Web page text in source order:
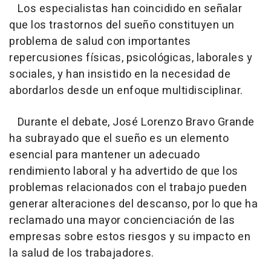
Los especialistas han coincidido en señalar
que los trastornos del sueño constituyen un
problema de salud con importantes
repercusiones físicas, psicológicas, laborales y
sociales, y han insistido en la necesidad de
abordarlos desde un enfoque multidisciplinar.
Durante el debate, José Lorenzo Bravo Grande
ha subrayado que el sueño es un elemento
esencial para mantener un adecuado
rendimiento laboral y ha advertido de que los
problemas relacionados con el trabajo pueden
generar alteraciones del descanso, por lo que ha
reclamado una mayor concienciación de las
empresas sobre estos riesgos y su impacto en
la salud de los trabajadores.